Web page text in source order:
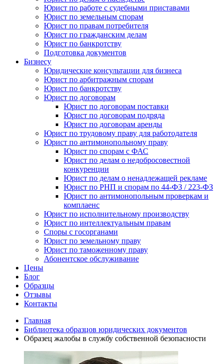
Юрист по работе с судебными приставами
Юрист по земельным спорам
Юрист по правам потребителя
Юрист по гражданским делам
Юрист по банкротству
Подготовка документов
Бизнесу
Юридические консультации для бизнеса
Юрист по арбитражным спорам
Юрист по банкротству
Юрист по договорам
Юрист по договорам поставки
Юрист по договорам подряда
Юрист по договорам аренды
Юрист по трудовому праву для работодателя
Юрист по антимонопольному праву
Юрист по спорам с ФАС
Юрист по делам о недобросовестной
конкуренции
Юрист по делам о ненадлежащей рекламе
Юрист по РНП и спорам по 44-ФЗ / 223-ФЗ
Юрист по антимонопольным проверкам и
комплаенс
Юрист по исполнительному производству
Юрист по интеллектуальным правам
Споры с госорганами
Юрист по земельному праву
Юрист по таможенному праву
Абонентское обслуживание
Цены
Блог
Образцы
Отзывы
Контакты
Главная
Библиотека образцов юридических документов
Образец жалобы в службу собственной безопасности